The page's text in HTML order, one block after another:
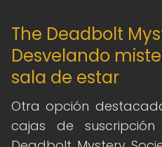
The Deadbolt
Desvelando
sala de estar
Otra opción
cajas de